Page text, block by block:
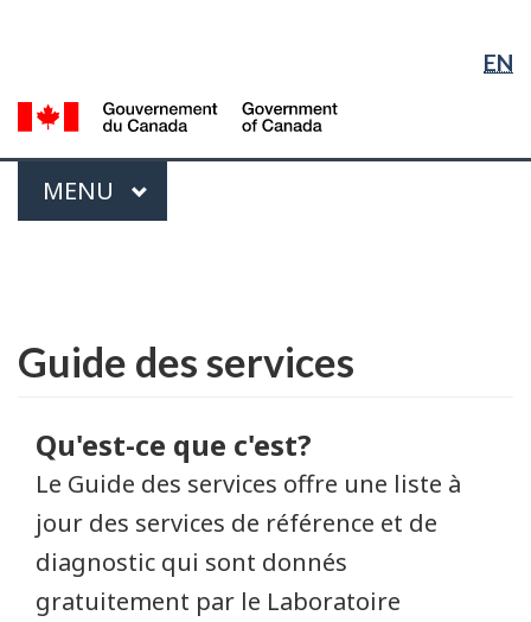
principal
propos
du
gouvernement »
version
HTML
simplifiée
la
langue
EN
Menu
PRINCIPAL
MENU
Guide des services
Qu'est-ce que c'est?
Le Guide des services offre une liste à
jour des services de référence et de
diagnostic qui sont donnés
gratuitement par le Laboratoire